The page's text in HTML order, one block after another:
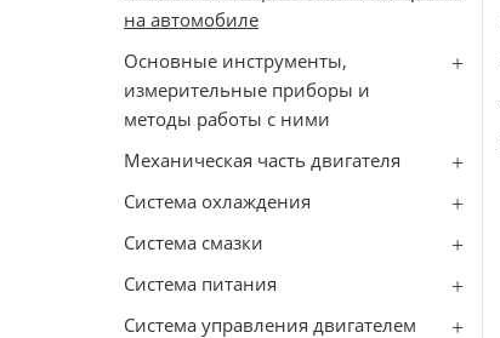
на автомобиле
Основные инструменты,
измерительные приборы и
методы работы с ними
Механическая часть двигателя
Система охлаждения
Система смазки
Система питания
Система управления двигателем